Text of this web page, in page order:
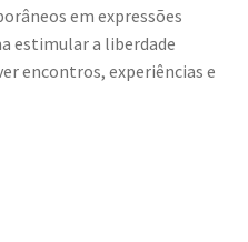
em expressões
estimular a liberdade
encontros, experiências e